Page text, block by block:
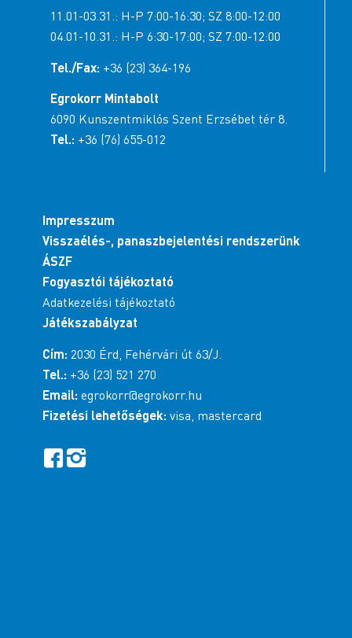
11.01-03.31.: H-P 7:00-16:30; SZ 8:00-12:00
04.01-10.31.: H-P 6:30-17:00; SZ 7:00-12:00
Tel./Fax: +36 (23) 364-196
Egrokorr Mintabolt
6090 Kunszentmiklós Szent Erzsébet tér 8.
Tel.: +36 (76) 655-012
Impresszum
Visszaélés-, panaszbejelentési rendszerünk
ÁSZF
Fogyasztói tájékoztató
Adatkezelési tájékoztató
Játékszabályzat
Cím: 2030 Érd, Fehérvári út 63/J.
Tel.: +36 (23) 521 270
Email: egrokorr@egrokorr.hu
Fizetési lehetőségek: visa, mastercard